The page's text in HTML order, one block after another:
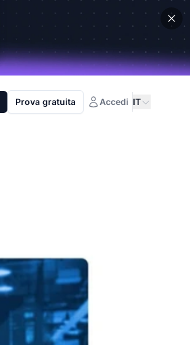
Prova gratuita Accedi IT